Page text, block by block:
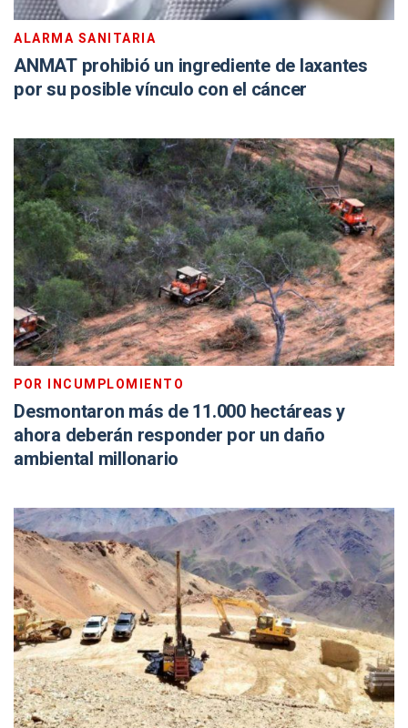
ALARMA SANITARIA
ANMAT prohibió un ingrediente de laxantes
por su posible vínculo con el cáncer
POR INCUMPLOMIENTO
Desmontaron más de 11.000 hectáreas y
ahora deberán responder por un daño
ambiental millonario